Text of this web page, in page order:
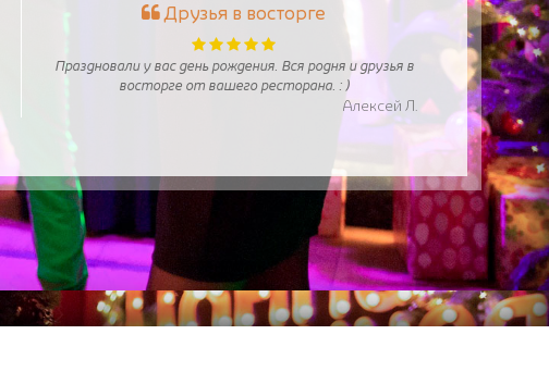
Друзья в восторге
Праздновали у вас день рождения. Вся родня и друзья в
восторге от вашего ресторана. : )
Алексей Л.